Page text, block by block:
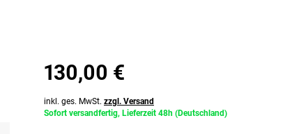
130,00 €
inkl. ges. MwSt. zzgl. Versand
Sofort versandfertig, Lieferzeit 48h (Deutschland)